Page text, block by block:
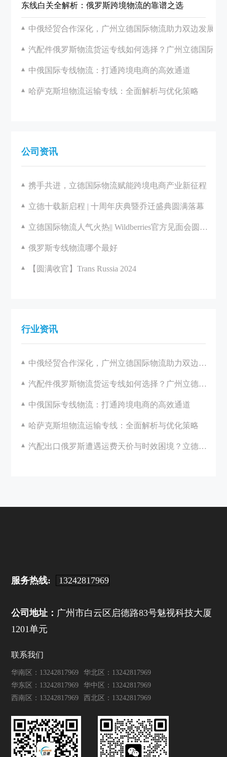
东线白关全解析：俄罗斯跨境物流的靠谱之选
中俄经贸合作深化，广州立德国际物流助力双边发展
汽配件俄罗斯物流货运专线如何选择？广州立德国际物
中俄国际专线物流：打通跨境电商的高效通道
哈萨克斯坦物流运输专线：全面解析与优化策略
公司资讯
携手共进，立德国际物流赋能跨境电商产业新征程
立德十载新启程 | 十周年庆典暨乔迁盛典圆满落幕
立德国际物流人气火热|| Wildberries官方见面会圆满举办
俄罗斯专线物流哪个最好
【圆满收官】Trans Russia 2024
行业资讯
中俄经贸合作深化，广州立德国际物流助力双边发展
汽配件俄罗斯物流货运专线如何选择？广州立德国际物流一站式解决方案解析
中俄国际专线物流：打通跨境电商的高效通道
哈萨克斯坦物流运输专线：全面解析与优化策略
汽配出口俄罗斯遭遇运费天价与时效困境？立德国际助您破局！
服务热线: 13242817969
公司地址： 广州市白云区启德路83号魅视科技大厦
1201单元
联系我们
华南区：13242817969
华北区：13242817969
华东区：13242817969
华中区：13242817969
西南区：13242817969
西北区：13242817969